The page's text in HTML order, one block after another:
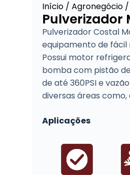
Início / Agronegócio /
Pulverizador
Pulverizador Costal
equipamento de fácil
Possui motor
bomba com pistão
de até 360PSI e
diversas áreas
Aplicações